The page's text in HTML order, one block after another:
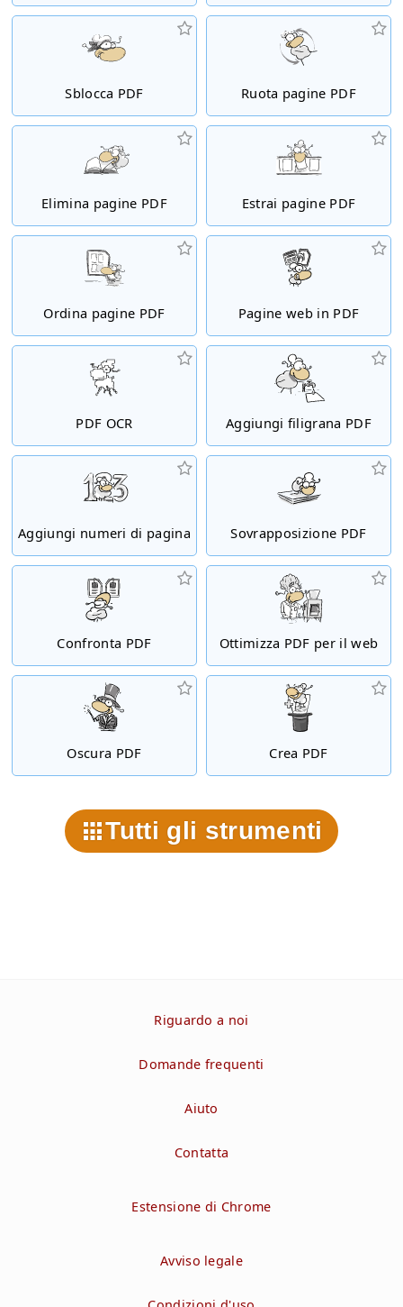
Sblocca PDF Ruota pagine PDF
Elimina pagine PDF Estrai pagine PDF
Ordina pagine PDF Pagine web in PDF
PDF OCR Aggiungi filigrana PDF
Aggiungi numeri di pagina Sovrapposizione PDF
Confronta PDF Ottimizza PDF per il web
Oscura PDF Crea PDF
Tutti gli strumenti
Riguardo a noi
Domande frequenti
Aiuto
Contatta
Estensione di Chrome
Avviso legale